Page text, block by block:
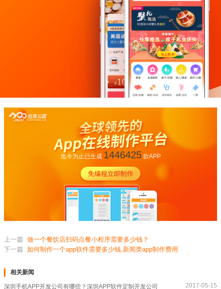
迄今为止已生成 1446425款APP
上一篇 做一个餐饮店扫码点餐小程序需要多少钱？
下一篇 如何制作一个app软件需要多少钱,新闻类app制作费用
相关新闻
深圳手机APP开发公司有哪些？深圳APP软件定制开发公司 2017-05-15